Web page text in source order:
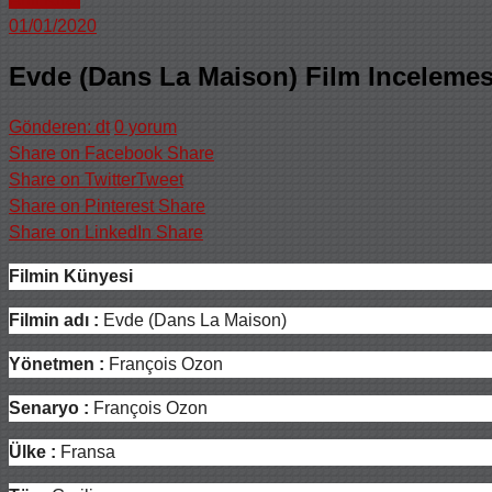
01/01/2020
Evde (Dans La Maison) Film
Gönderen: dt 0 yorum
Share on Facebook Share
Share on TwitterTweet
Share on Pinterest Share
Share on LinkedIn Share
Filmin Künyesi
Filmin adı : Evde (Dans La Maison)
Yönetmen : François Ozon
Senaryo : François Ozon
Ülke : Fransa